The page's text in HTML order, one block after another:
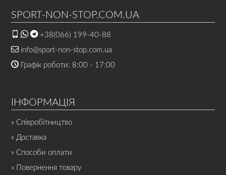
SPORT-NON-STOP.COM.UA
+38(066) 199-40-88
info@sport-non-stop.com.ua
Графік роботи: 8:00 - 17:00
ІНФОРМАЦІЯ
» Співробітництво
» Доставка
» Способи оплати
» Повернення товару